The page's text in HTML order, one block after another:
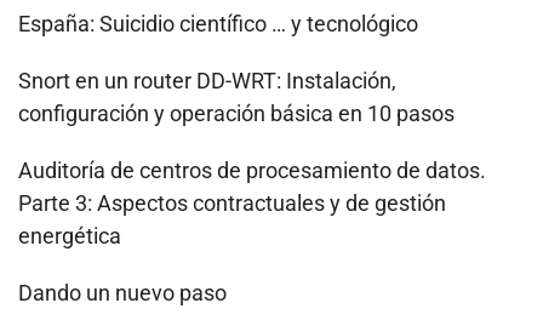
España: Suicidio científico … y tecnológico
Snort en un router DD-WRT: Instalación,
configuración y operación básica en 10 pasos
Auditoría de centros de procesamiento de datos.
Parte 3: Aspectos contractuales y de gestión
energética
Dando un nuevo paso